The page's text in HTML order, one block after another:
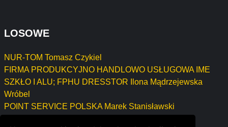
LOSOWE
NUR-TOM Tomasz Czykiel
FIRMA PRODUKCYJNO HANDLOWO USŁUGOWA IME
SZKŁO I ALU; FPHU DRESSTOR Ilona Mądrzejewska
Wróbel
POINT SERVICE POLSKA Marek Stanisławski